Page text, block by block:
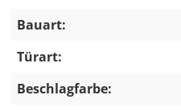
Bauart:
Türart:
Beschlagfarbe: